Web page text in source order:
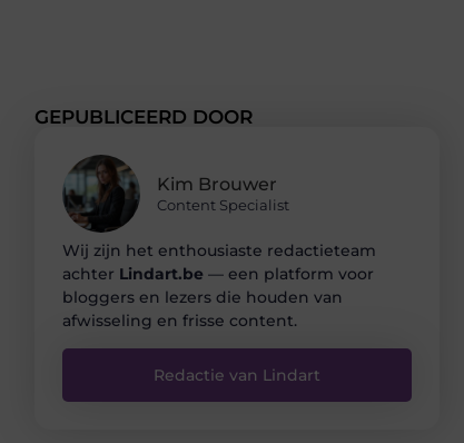
GEPUBLICEERD DOOR
Kim Brouwer
Content Specialist
Wij zijn het enthousiaste redactieteam
achter Lindart.be — een platform voor
bloggers en lezers die houden van
afwisseling en frisse content.
Redactie van Lindart